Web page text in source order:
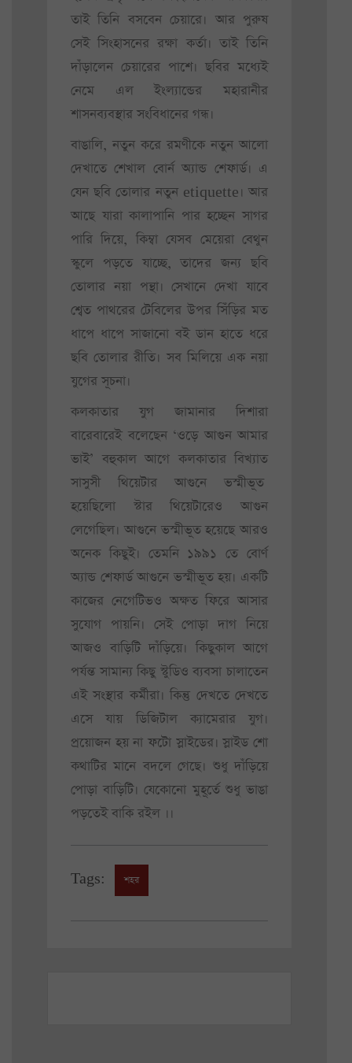
তাই তিনি বসবেন চেয়ারে। আর পুরুষ
সেই সিংহাসনের রক্ষা কর্তা। তাই তিনি
দাঁড়ালেন চেয়ারের পাশে। ছবির মধ্যেই
নেমে এল ইংল্যান্ডের মহারানীর
শাসনব্যবস্থার সংবিধানের গন্ধ।
বাঙালি, নতুন করে রমণীকে নতুন আলো
দেখাতে শেখাল বোর্ন অ্যান্ড শেফার্ড। এ
যেন ছবি তোলার নতুন etiquette। আর
আছে যারা কালাপানি পার হচ্ছেন সাগর
পারি দিয়ে, কিম্বা যেসব মেয়েরা বেথুন
স্কুলে পড়তে যাচ্ছে, তাদের জন্য ছবি
তোলার নয়া পন্থা। সেখানে দেখা যাবে
শ্বেত পাথরের টেবিলের উপর সিঁড়ির মত
ধাপে ধাপে সাজানো বই ডান হাতে ধরে
ছবি তোলার রীতি। সব মিলিয়ে এক নয়া
যুগের সূচনা।
কলকাতার যুগ জামানার দিশারা
বারেবারেই বলেছেন ‘ওড়ে আগুন আমার
ভাই’ বহুকাল আগে কলকাতার বিখ্যাত
সাসুসী থিয়েটার আগুনে ভস্মীভূত
হয়েছিলো স্টার থিয়েটারেও আগুন
লেগেছিল। আগুনে ভস্মীভূত হয়েছে আরও
অনেক কিছুই। তেমনি ১৯৯১ তে বোর্ণ
অ্যান্ড শেফার্ড আগুনে ভস্মীভূত হয়। একটি
কাজের নেগেটিভও অক্ষত ফিরে আসার
সুযোগ পায়নি। সেই পোড়া দাগ নিয়ে
আজও বাড়িটি দাঁড়িয়ে। কিছুকাল আগে
পর্যন্ত সামান্য কিছু স্টুডিও ব্যবসা চালাতেন
এই সংস্থার কর্মীরা। কিন্তু দেখতে দেখতে
এসে যায় ডিজিটাল ক্যামেরার যুগ।
প্রয়োজন হয় না ফটো স্লাইডের। স্লাইড শো
কথাটির মানে বদলে গেছে। শুধু দাঁড়িয়ে
পোড়া বাড়িটি। যেকোনো মুহূর্তে শুধু ভাঙা
পড়তেই বাকি রইল ।।
Tags: শহর